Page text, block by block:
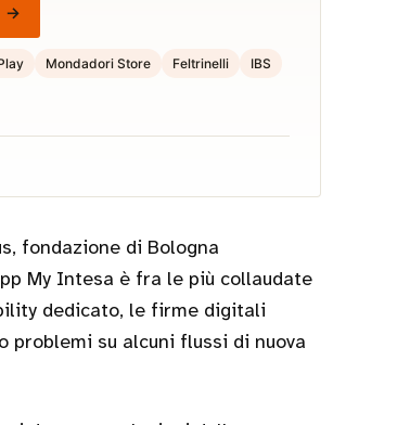
→
Mondadori Store Feltrinelli IBS
fondazione di Bologna
My Intesa è fra le più collaudate
dedicato, le firme digitali
problemi su alcuni flussi di nuova